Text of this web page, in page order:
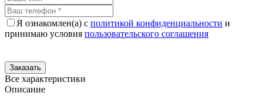
Я ознакомлен(а) с политикой конфиденциальности и
принимаю условия пользовательского соглашения
Все характеристики
Описание